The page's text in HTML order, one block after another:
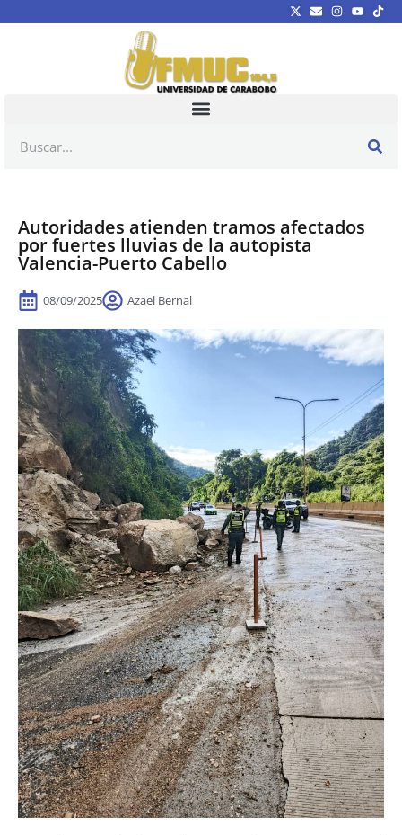
Autoridades atienden tramos afectados
por fuertes lluvias de la autopista
Valencia-Puerto Cabello
08/09/2025 Azael Bernal